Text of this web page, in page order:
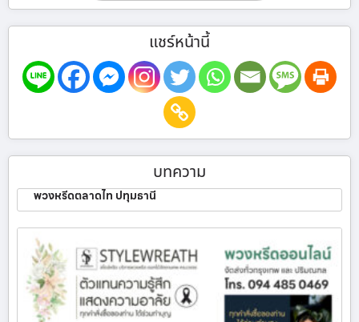
แชร์หน้านี้
บทความ
พวงหรีดตลาดไท ปทุมธานี